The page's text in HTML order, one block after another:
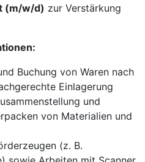
(m/w/d) zur Verstärkung
Buchung von Waren nach
Einlagerung
und
von Materialien und
(z. B.